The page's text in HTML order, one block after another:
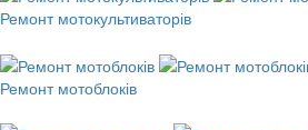
Ремонт мотокультиваторів
Ремонт мотоблоків